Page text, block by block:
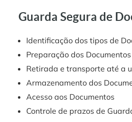
Guarda Segura de
Identificação dos tipos de
Preparação dos Documentos
Retirada e transporte até a
Armazenamento dos
Acesso aos Documentos
Controle de prazos de